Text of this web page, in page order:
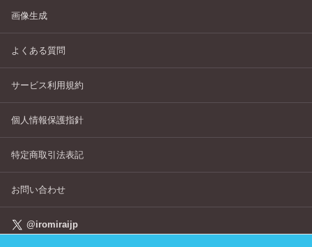
画像生成
よくある質問
サービス利用規約
個人情報保護指針
特定商取引法表記
お問い合わせ
@iromiraijp